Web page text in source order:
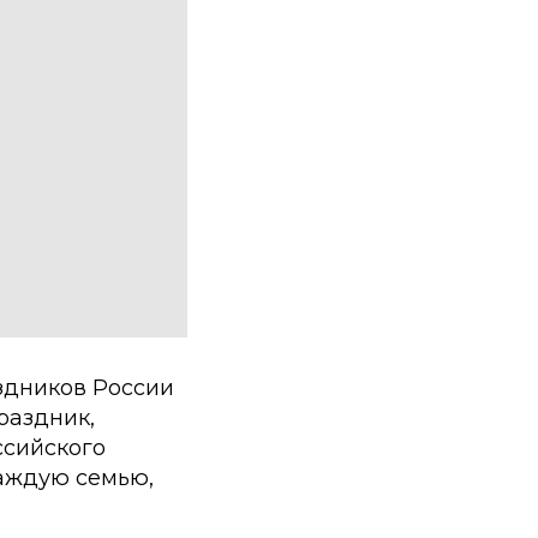
России
семью,